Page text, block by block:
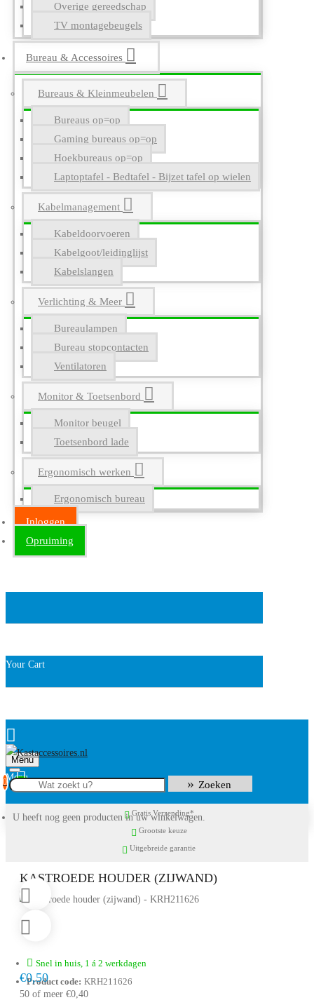
Overige gereedschap
TV montagebeugels
Bureau & Accessoires
Bureaus & Kleinmeubelen
Bureaus op=op
Gaming bureaus op=op
Hoekbureaus op=op
Laptoptafel - Bedtafel - Bijzet tafel op wielen
Kabelmanagement
Kabeldoorvoeren
Kabelgoot/leidinglijst
Kabelslangen
Verlichting & Meer
Bureaulampen
Bureau stopcontacten
Ventilatoren
Monitor & Toetsenbord
Monitor beugel
Toetsenbord lade
Ergonomisch werken
Ergonomisch bureau
Inloggen
Opruiming
Your Cart
Menu
0
U heeft nog geen producten in uw winkelwagen.
Zoeken
Gratis Verzending*
Grootste keuze
Uitgebreide garantie
KASTROEDE HOUDER (ZIJWAND)
Snel in huis, 1 á 2 werkdagen
Product code: KRH211626
€0,50
50 of meer €0,40